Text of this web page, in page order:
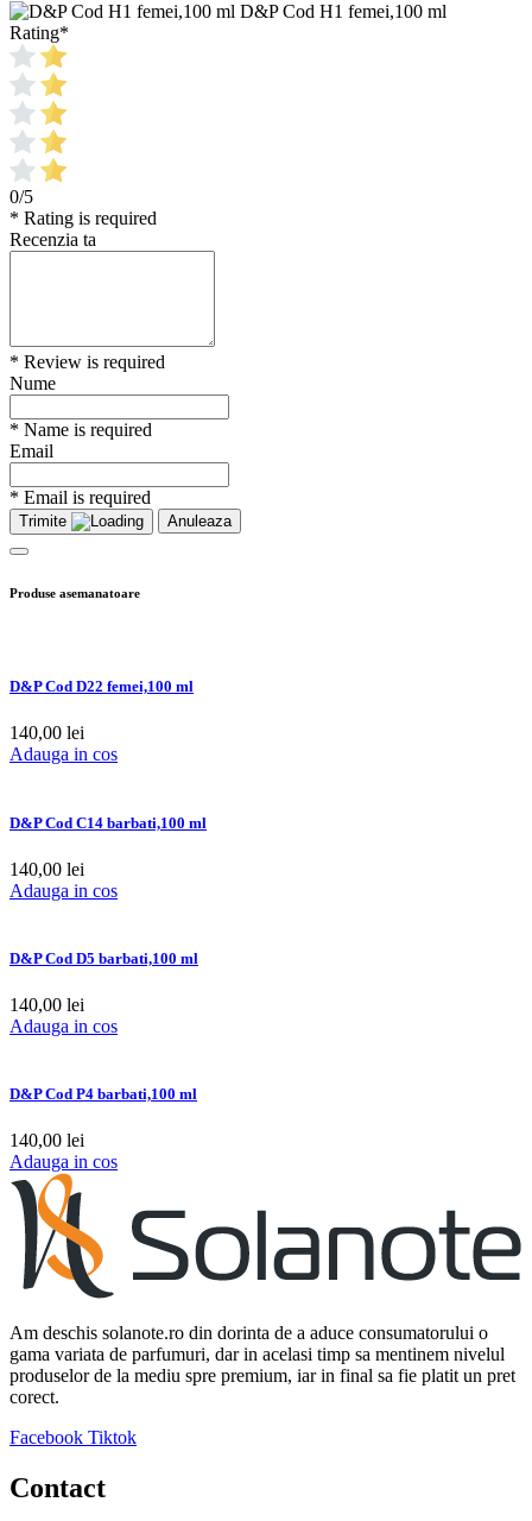
D&P Cod H1 femei,100 ml
Rating*
0/5
* Rating is required
Recenzia ta
* Review is required
Nume
* Name is required
Email
* Email is required
Trimite Anuleaza
Produse asemanatoare
D&P Cod D22 femei,100 ml
140,00 lei
Adauga in cos
D&P Cod C14 barbati,100 ml
140,00 lei
Adauga in cos
D&P Cod D5 barbati,100 ml
140,00 lei
Adauga in cos
D&P Cod P4 barbati,100 ml
140,00 lei
Adauga in cos
Am deschis solanote.ro din dorinta de a aduce consumatorului o
gama variata de parfumuri, dar in acelasi timp sa mentinem nivelul
produselor de la mediu spre premium, iar in final sa fie platit un pret
corect.
Facebook Tiktok
Contact